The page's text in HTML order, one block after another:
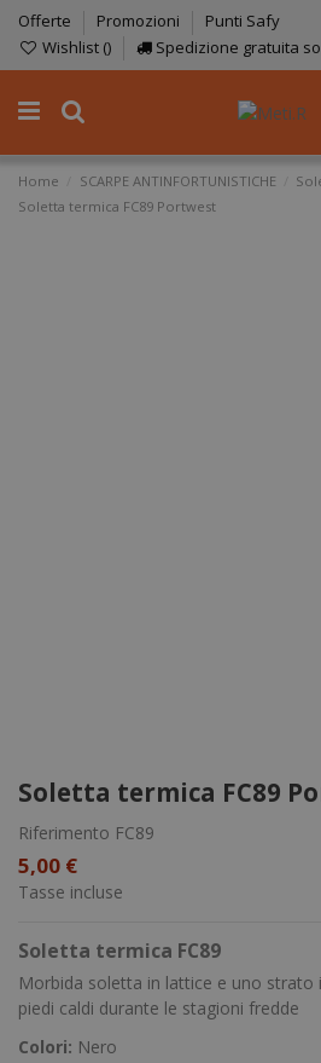
Offerte Promozioni
Punti Safy
Wishlist () Spedizione gratuita
Home SCARPE ANTINFORTUNISTICHE
Soletta termica FC89 Portwest
Soletta termica FC89
Riferimento FC89
5,00 €
Tasse incluse
Soletta termica FC89
Morbida soletta in lattice e uno strato
piedi caldi durante le stagioni fredde
Colori: Nero